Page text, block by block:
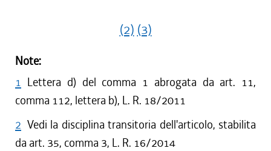
(2) (3)
Note:
1 Lettera d) del comma 1 abrogata da art. 11,
comma 112, lettera b), L. R. 18/2011
2 Vedi la disciplina transitoria dell'articolo, stabilita
da art. 35, comma 3, L. R. 16/2014